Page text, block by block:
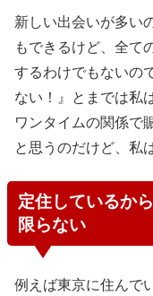
新しい出会いが多い
もできるけど、全て
するわけでもないの
ない！』とまでは私
ワンタイムの関係で
と思うのだけど、私
定住しているか
限らない
例えば東京に住んで